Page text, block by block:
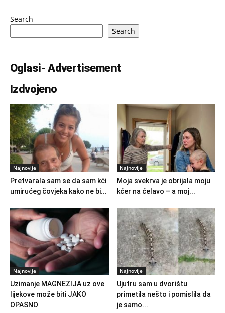
Search
Search
Oglasi- Advertisement
Izdvojeno
Najnovije
Pretvarala sam se da sam kći
umirućeg čovjeka kako ne bi...
Najnovije
Moja svekrva je obrijala moju
kćer na ćelavo – a moj...
Najnovije
Uzimanje MAGNEZIJA uz ove
lijekove može biti JAKO
OPASNO
Najnovije
Ujutru sam u dvorištu
primetila nešto i pomislila da
je samo...